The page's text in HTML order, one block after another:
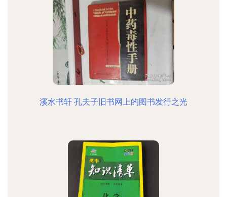
溪水书轩 孔夫子旧书网上的图书发行之光